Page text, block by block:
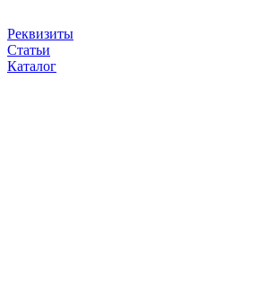
Реквизиты
Статьи
Каталог